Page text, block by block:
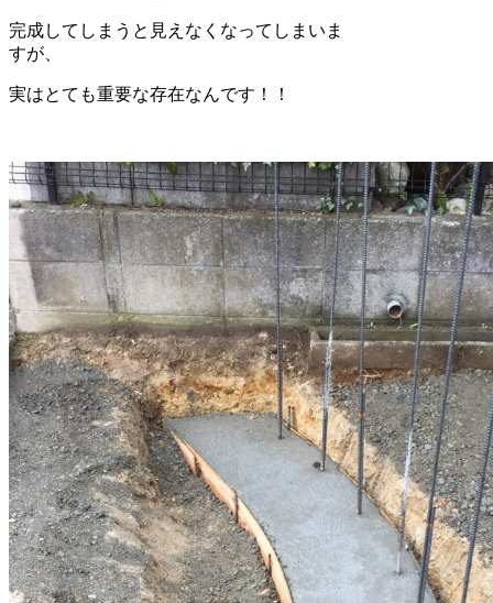
完成してしまうと見えなくなってしまいま
すが、
実はとても重要な存在なんです！！